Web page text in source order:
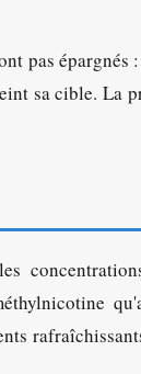
pas
sa cible. La